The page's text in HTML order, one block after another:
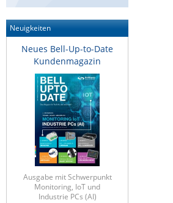
TEKTELIC
Teltonika
Unwired Networks
Vision
WATTECO
Westermo
Yuasa
ZPE Systems
Neuigkeiten
Neues Bell-Up-to-Date
Kundenmagazin
Ausgabe mit Schwerpunkt
Monitoring, IoT und
Industrie PCs (AI)